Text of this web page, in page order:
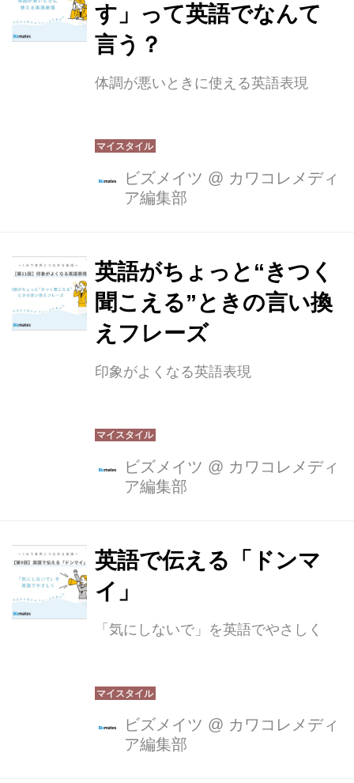
す」って英語でなんて
言う？
体調が悪いときに使える英語表現
ビズメイツ @ カワコレメディ
ア編集部
英語がちょっと“きつく
聞こえる”ときの言い換
えフレーズ
印象がよくなる英語表現
ビズメイツ @ カワコレメディ
ア編集部
英語で伝える「ドンマ
イ」
「気にしないで」を英語でやさしく
ビズメイツ @ カワコレメディ
ア編集部